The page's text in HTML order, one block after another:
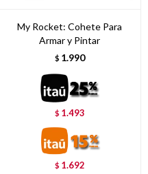
My Rocket: Cohete Para
Armar y Pintar
$ 1.990
$ 1.493
$ 1.692